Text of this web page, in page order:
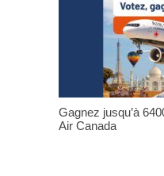
Gagnez jusqu’à
Air Canada